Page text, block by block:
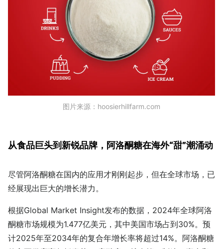
图片来源：hoosierhillfarm.com
从食品巨头到新锐品牌，阿洛酮糖在海外“甜”潮涌动
尽管阿洛酮糖在国内的应用才刚刚起步，但在全球市场，已
经展现出巨大的增长潜力。
根据Global Market Insight发布的数据，2024年全球阿洛
酮糖市场规模为1.477亿美元，其中美国市场占到30%。预
计2025年至2034年的复合年增长率将超过14%。阿洛酮糖